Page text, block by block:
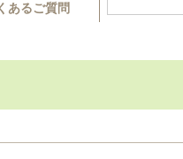
あるご質問